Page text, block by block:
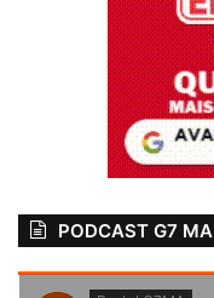
PODCAST G7 MA